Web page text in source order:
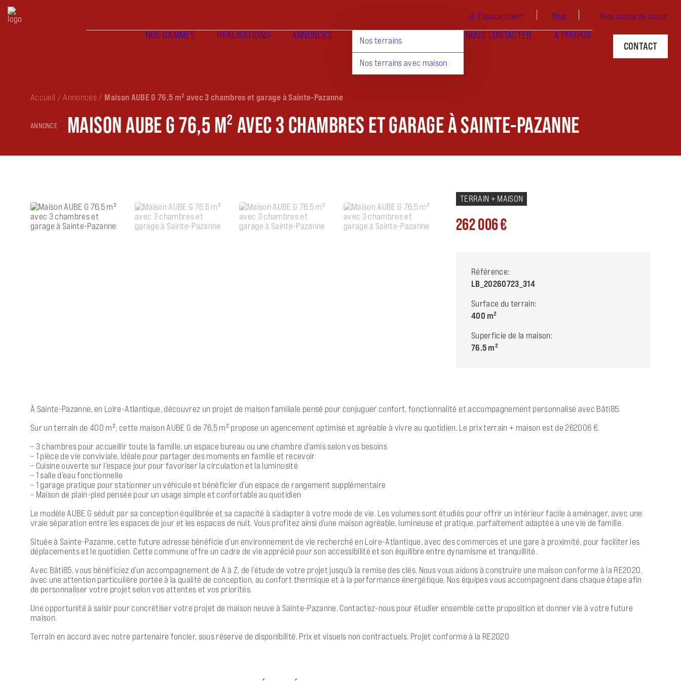
Espace client Blog Mes coups de coeur
NOS GAMMES RÉALISATIONS ANNONCES Nos terrains
Nos terrains avec maison
NOUS CONTACTER
À PROPOS
CONTACT
Accueil /Annonces / Maison AUBE G 76,5 m² avec 3 chambres et garage à Sainte-Pazanne
ANNONCE MAISON AUBE G 76,5 M² AVEC 3 CHAMBRES ET GARAGE À SAINTE-PAZANNE
TERRAIN + MAISON
262 006
Référence:
LB_20260723_314
Surface du terrain:
400
Superficie de la maison:
76.5
À Sainte-Pazanne, en Loire-Atlantique, découvrez un projet de maison familiale pensé pour conjuguer confort, fonctionnalité et accompagnement personnalisé avec Bâti85.
Sur un terrain de 400 m², cette maison AUBE G de 76,5 m² propose un agencement optimisé et agréable à vivre au quotidien. Le prix terrain + maison est de 262006 €.
– 3 chambres pour accueillir toute la famille, un espace bureau ou une chambre d’amis selon vos besoins
– 1 pièce de vie conviviale, idéale pour partager des moments en famille et recevoir
– Cuisine ouverte sur l’espace jour pour favoriser la circulation et la luminosité
– 1 salle d’eau fonctionnelle
– 1 garage pratique pour stationner un véhicule et bénéficier d’un espace de rangement supplémentaire
– Maison de plain-pied pensée pour un usage simple et confortable au quotidien
Le modèle AUBE G séduit par sa conception équilibrée et sa capacité à s’adapter à votre mode de vie. Les volumes sont étudiés pour offrir un intérieur facile à aménager, avec une
vraie séparation entre les espaces de jour et les espaces de nuit. Vous profitez ainsi d’une maison agréable, lumineuse et pratique, parfaitement adaptée à une vie de famille.
Située à Sainte-Pazanne, cette future adresse bénéficie d’un environnement de vie recherché en Loire-Atlantique, avec des commerces et une gare à proximité, pour faciliter les
déplacements et le quotidien. Cette commune offre un cadre de vie apprécié pour son accessibilité et son équilibre entre dynamisme et tranquillité.
Avec Bâti85, vous bénéficiez d’un accompagnement de A à Z, de l’étude de votre projet jusqu’à la remise des clés. Nous vous aidons à construire une maison conforme à la RE2020,
avec une attention particulière portée à la qualité de conception, au confort thermique et à la performance énergétique. Nos équipes vous accompagnent dans chaque étape afin
de personnaliser votre projet selon vos attentes et vos priorités.
Une opportunité à saisir pour concrétiser votre projet de maison neuve à Sainte-Pazanne. Contactez-nous pour étudier ensemble cette proposition et donner vie à votre future
maison.
Terrain en accord avec notre partenaire foncier, sous réserve de disponibilité. Prix et visuels non contractuels. Projet conforme à la RE2020